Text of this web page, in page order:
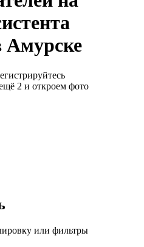
Амурске
2 и откроем фото
или фильтры